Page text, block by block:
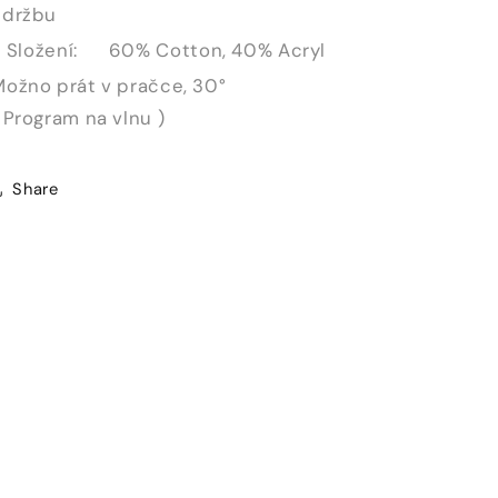
Složení:
60% Cotton, 40% Acryl
prát v pračce, 30°
na vlnu )
Share